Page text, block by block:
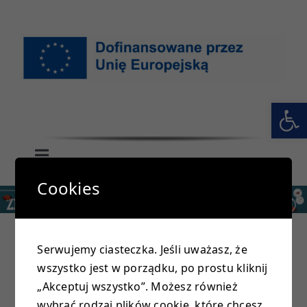
zawartości
Toggle
Navigation
GŁÓWNA
PRZEDSZKOLE
W lutym samorząd uczniowski zorganizował
szkolne walentynki
Oprócz tradycyjnej poczty
Cookies
Serwujemy ciasteczka. Jeśli uważasz, że
wszystko jest w porządku, po prostu kliknij
„Akceptuj wszystko”. Możesz również